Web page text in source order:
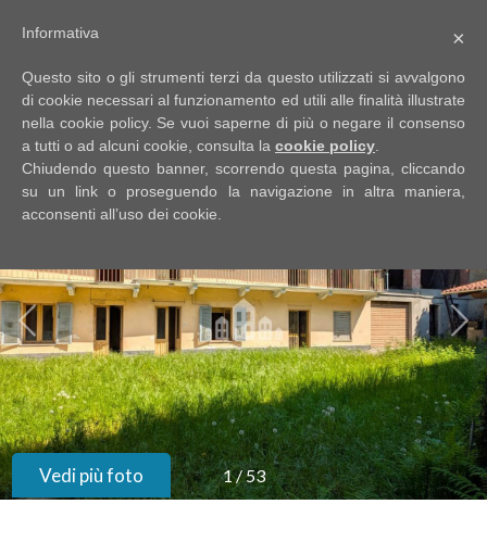
1/53
Vedi più foto
EN
HOME
SIAMO
IMMOBILI
SERVIZI
DICONO
Contratto
Qualsiasi
Vendita
Affitto
Scegli
dove
cercare
×
Informativa
Questo sito o gli strumenti terzi da questo utilizzati si avvalgono
di cookie necessari al funzionamento ed utili alle finalità illustrate
nella cookie policy. Se vuoi saperne di più o negare il consenso
a tutti o ad alcuni cookie, consulta la cookie policy
Chiudendo questo banner, scorrendo questa pagina, cliccando
su un link o proseguendo la navigazione in altra maniera,
acconsenti all’uso dei cookie.